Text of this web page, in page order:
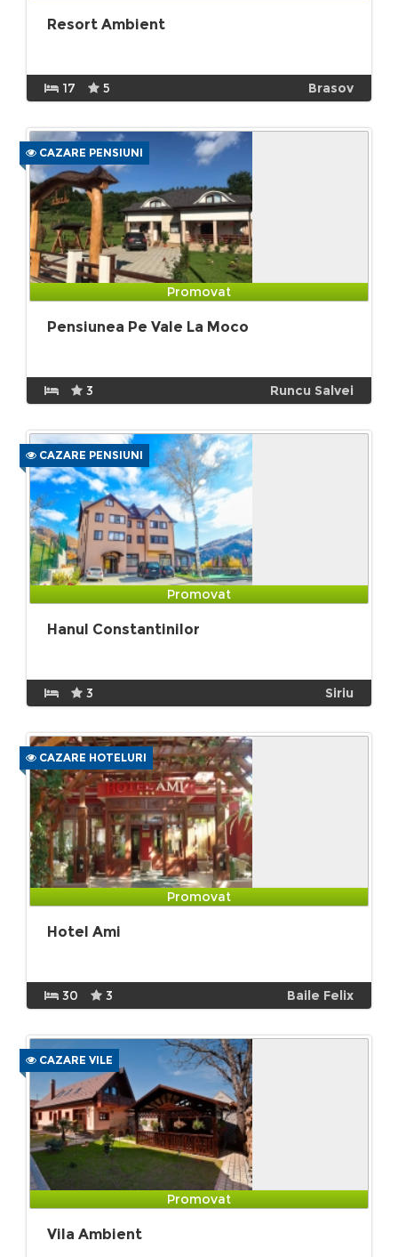
Resort Ambient
17 5 Brasov
CAZARE PENSIUNI
Promovat
Pensiunea Pe Vale La Moco
3 Runcu Salvei
CAZARE PENSIUNI
Promovat
Hanul Constantinilor
3 Siriu
CAZARE HOTELURI
Promovat
Hotel Ami
30 3 Baile Felix
CAZARE VILE
Promovat
Vila Ambient